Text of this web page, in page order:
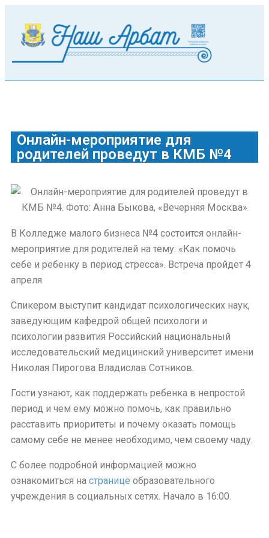
Онлайн-мероприятие для
родителей проведут в КМБ №4
В Колледже малого бизнеса №4 состоится онлайн-
мероприятие для родителей на тему: «Как помочь
себе и ребенку в период стресса». Встреча пройдет 4
апреля.
Спикером выступит кандидат психологических наук,
заведующим кафедрой общей психологи и
психологии развития Российский национальный
исследовательский медицинский университет имени
Николая Пирогова Владислав Сотников.
Гости узнают, как поддержать ребенка в непростой
период и чем ему можно помочь, как правильно
расставить приоритеты и почему оказать помощь
самому себе не менее необходимо, чем своему чаду.
С более подробной информацией можно
ознакомиться на странице образовательного
учреждения в социальных сетях. Начало в 16:00.